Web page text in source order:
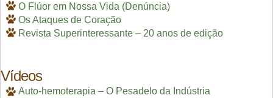
O Flúor em Nossa Vida (Denúncia)
Os Ataques de Coração
Revista Superinteressante – 20 anos de edição
Vídeos
Auto-hemoterapia – O Pesadelo da Indústria